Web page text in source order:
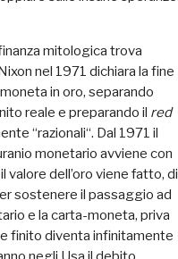
mitologica trova
nel 1971 dichiara la fine
in oro, separando
reale e preparando il red
“razionali“. Dal 1971 il
monetario avviene con
valore dell’oro viene fatto, di
sostenere il passaggio ad
e la carta-moneta, priva
finito diventa infinitamente